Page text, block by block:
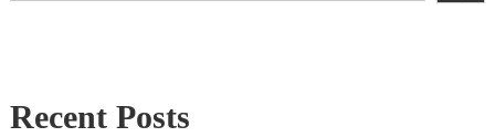
Recent Posts